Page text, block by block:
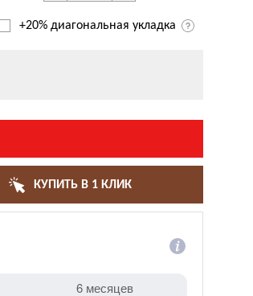
+20% диагональная укладка
КУПИТЬ В 1 КЛИК